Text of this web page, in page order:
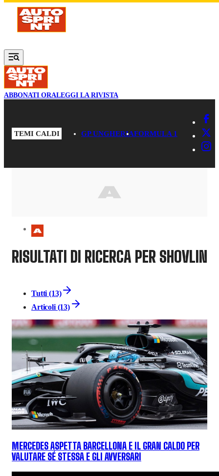
Vai al contenuto principale
ABBONATI ORALEGGI LA RIVISTA
TEMI CALDI GP UNGHERIAFORMULA 1
RISULTATI DI RICERCA PER SHOVLIN
Tutti (13)
Articoli (13)
MERCEDES ASPETTA BARCELLONA E IL GRAN CALDO PER
VALUTARE SÉ STESSA E GLI AVVERSARI